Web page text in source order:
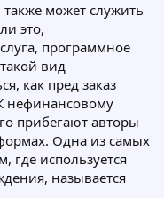
может служить
это,
программное
вид
как пред заказ
нефинансовому
прибегают авторы
Одна из самых
где используется
называется